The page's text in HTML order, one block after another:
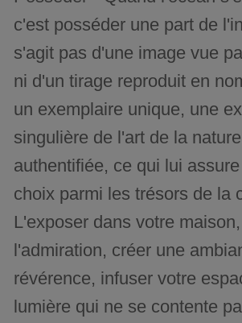
c'est posséder une part de
s'agit pas d'une image vue
ni d'un tirage reproduit en
un exemplaire unique, une
singulière de l'art de la
authentifiée, ce qui lui
choix parmi les trésors de la
L'exposer dans votre
l'admiration, créer une
révérence, infuser votre
lumière qui ne se contente